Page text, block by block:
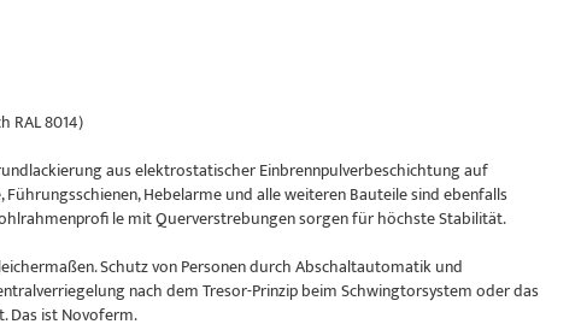
RAL 8014)
aus elektrostatischer Einbrennpulverbeschichtung auf
Hebelarme und alle weiteren Bauteile sind ebenfalls
le mit Querverstrebungen sorgen für höchste Stabilität.
Schutz von Personen durch Abschaltautomatik und
nach dem Tresor-Prinzip beim Schwingtorsystem oder das
Das ist Novoferm.